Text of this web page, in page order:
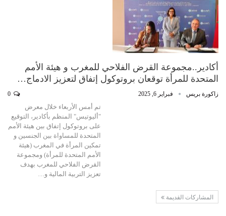
أكادير..مجموعة القرض الفلاحي للمغرب و هيئة الأمم
المتحدة للمرأة توقعان بروتوكول إتفاق لتعزيز الادماج…
زاكورة بريس فبراير 6, 2025
تم أمس الأربعاء خلال معرض
"أليوتيس" المنظم بأكادير، التوقيع
على بروتوكول إتفاق بين هيئة الأمم
المتحدة للمساواة بين الجنسين و
تمكين المرأة في المغرب (هيئة
الأمم المتحدة للمرأة) ومجموعة
القرض الفلاحي للمغرب بهدف
تعزيز التربية المالية و…
المشاركات القديمة